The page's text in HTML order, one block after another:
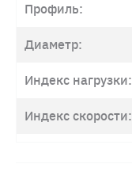
Профиль:
Диаметр:
Индекс нагрузки:
Индекс скорости: